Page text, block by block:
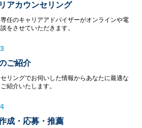
アカウンセリング
任のキャリアアドバイザーがオンラインや電
をさせていただきます。
ご紹介
リングでお伺いした情報からあなたに最適な
紹介いたします。
成・応募・推薦